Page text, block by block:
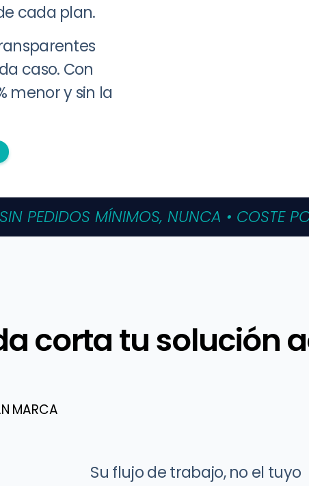
cada plan.
caso. Con
menor y sin la
PEDIDOS MÍNIMOS, NUNCA • COSTE
corta tu solución
MARCA
Su flujo de trabajo, no el tuyo